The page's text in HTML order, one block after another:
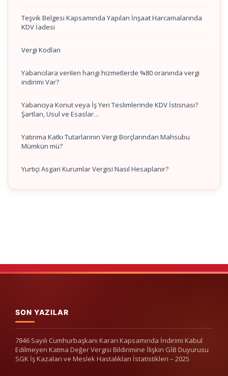
Teşvik Belgesi Kapsamında Yapılan İnşaat Harcamalarında
KDV İadesi
Vergi Kodları
Yabancılara verilen hangi hizmetlerde %80 oranında vergi
indirimi Var?
Yabancıya Konut veya İş Yeri Teslimlerinde KDV İstisnası?
Şartları, Usul ve Esaslar…
Yatırıma Katkı Tutarlarının Vergi Borçlarından Mahsubu
Mümkün mü?
Yurtiçi Asgari Kurumlar Vergisi Nasıl Hesaplanır?
SON YAZILAR
7846 Sayılı Cumhurbaşkanı Kararı Kapsamında İndirimi Kabul
Edilmeyen Katma Değer Vergisi Bildirimine İlişkin GİB Duyurusu
SGK İş Kazaları ve Meslek Hastalıkları İstatistikleri – 2025